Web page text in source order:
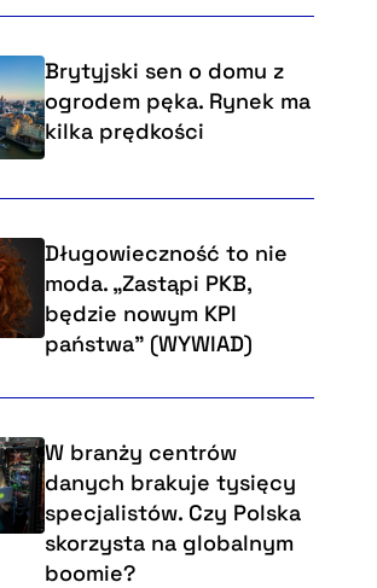
Brytyjski sen o domu z
ogrodem pęka. Rynek ma
kilka prędkości
Długowieczność to nie
moda. „Zastąpi PKB,
będzie nowym KPI
państwa” (WYWIAD)
W branży centrów
danych brakuje tysięcy
specjalistów. Czy Polska
skorzysta na globalnym
boomie?